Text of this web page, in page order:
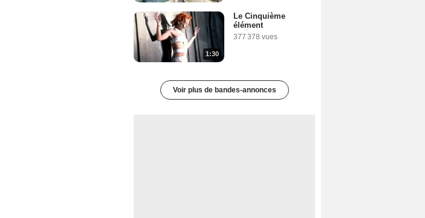
1:30
Le Cinquième
élément
377 378 vues
Voir plus de bandes-annonces